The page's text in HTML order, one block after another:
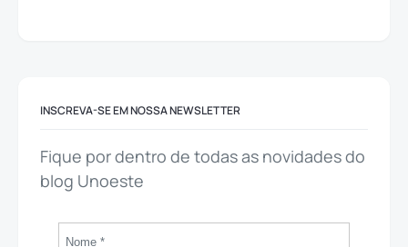
INSCREVA-SE EM NOSSA NEWSLETTER
Fique por dentro de todas as novidades do
blog Unoeste